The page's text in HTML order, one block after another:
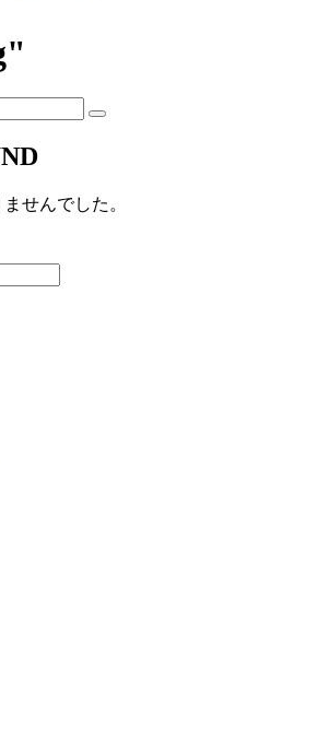
せんでした。